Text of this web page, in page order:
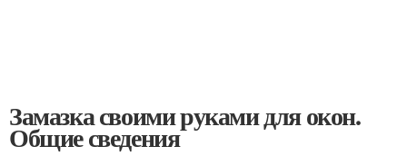
Замазка своими руками для окон.
Общие сведения